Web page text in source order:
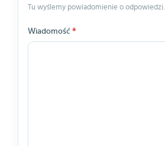
Tu wyślemy powiadomienie o odpowiedzi.
Wiadomość *